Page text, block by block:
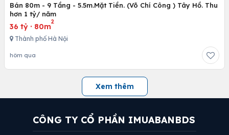
Bán 80m - 9 Tầng - 5.5m.Mặt Tiền. (Võ Chí Công ) Tây Hồ. Thu
hơn 1 tỷ/ năm
36 tỷ · 80m
2
Thành phố Hà Nội
hôm qua
Xem thêm
CÔNG TY CỔ PHẦN IMUABANBDS